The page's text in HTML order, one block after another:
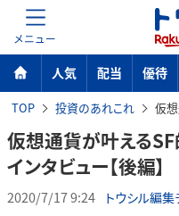
MENU
人気 配当 優待
TOP 投資のあれこれ 仮想通
仮想通貨が叶えるSF
インタビュー【後編】
2020/7/17 9:24 トウシル編集